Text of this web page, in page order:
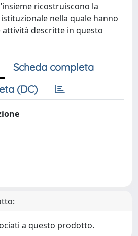
ricostruiscono la
nella quale hanno
descritte in questo
Scheda completa
(DC)
a questo prodotto.